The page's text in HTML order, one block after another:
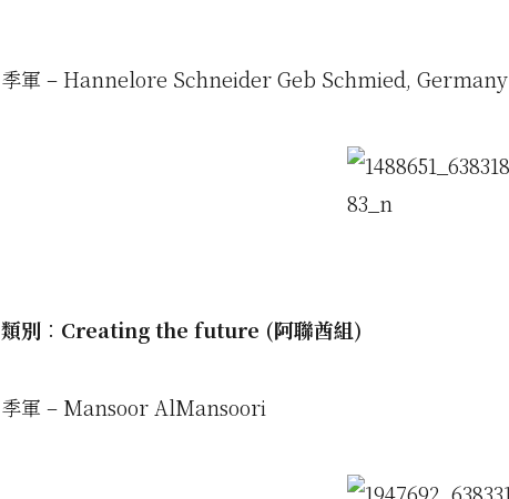
季軍 – Hannelore Schneider Geb Schmied, Germany
類別︰Creating the future (阿聯酋組)
季軍 – Mansoor AlMansoori